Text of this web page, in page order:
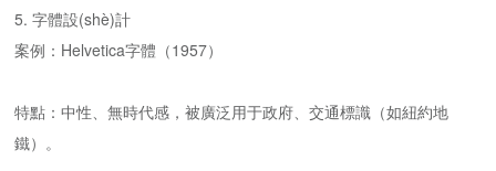
5. 字體設(shè)計
案例：Helvetica字體（1957）
特點：中性、無時代感，被廣泛用于政府、交通標識（如紐約地
鐵）。